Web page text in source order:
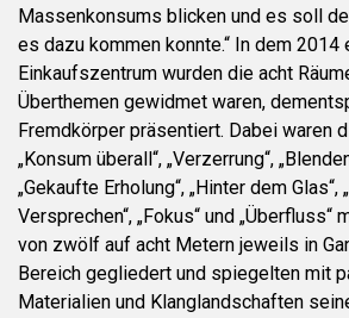
Massenkonsums blicken und es soll
es dazu kommen konnte.“ In dem
Einkaufszentrum wurden die acht
Überthemen gewidmet waren,
Fremdkörper präsentiert. Dabei waren
„Konsum überall“, „Verzerrung“,
„Gekaufte Erholung“, „Hinter dem Glas“,
Versprechen“, „Fokus“ und „Überfluss“
von zwölf auf acht Metern jeweils in
Bereich gegliedert und spiegelten mit
Materialien und Klanglandschaften